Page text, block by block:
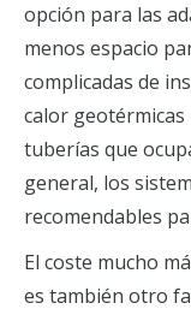
opción para las
menos espacio
complicadas de
calor
tuberías que
general, los
recomendables
El coste mucho
es también otro